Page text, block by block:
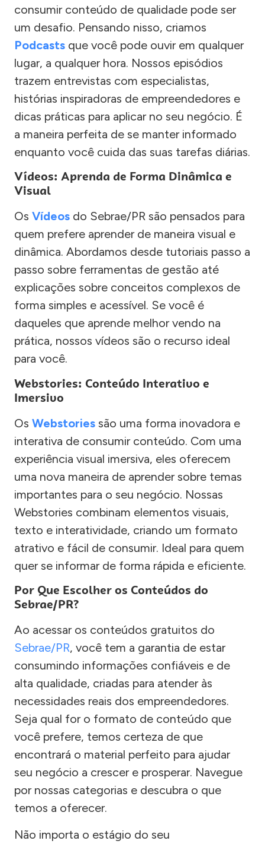
consumir conteúdo de qualidade pode ser
um desafio. Pensando nisso, criamos
Podcasts que você pode ouvir em qualquer
lugar, a qualquer hora. Nossos episódios
trazem entrevistas com especialistas,
histórias inspiradoras de empreendedores e
dicas práticas para aplicar no seu negócio. É
a maneira perfeita de se manter informado
enquanto você cuida das suas tarefas diárias.
Vídeos: Aprenda de Forma Dinâmica e
Visual
Os Vídeos do Sebrae/PR são pensados para
quem prefere aprender de maneira visual e
dinâmica. Abordamos desde tutoriais passo a
passo sobre ferramentas de gestão até
explicações sobre conceitos complexos de
forma simples e acessível. Se você é
daqueles que aprende melhor vendo na
prática, nossos vídeos são o recurso ideal
para você.
Webstories: Conteúdo Interativo e
Imersivo
Os Webstories são uma forma inovadora e
interativa de consumir conteúdo. Com uma
experiência visual imersiva, eles oferecem
uma nova maneira de aprender sobre temas
importantes para o seu negócio. Nossas
Webstories combinam elementos visuais,
texto e interatividade, criando um formato
atrativo e fácil de consumir. Ideal para quem
quer se informar de forma rápida e eficiente.
Por Que Escolher os Conteúdos do
Sebrae/PR?
Ao acessar os conteúdos gratuitos do
Sebrae/PR, você tem a garantia de estar
consumindo informações confiáveis e de
alta qualidade, criadas para atender às
necessidades reais dos empreendedores.
Seja qual for o formato de conteúdo que
você prefere, temos certeza de que
encontrará o material perfeito para ajudar
seu negócio a crescer e prosperar. Navegue
por nossas categorias e descubra o que
temos a oferecer.
Não importa o estágio do seu